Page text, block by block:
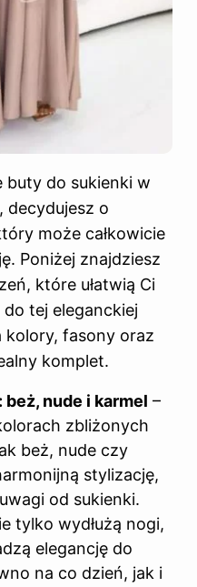
buty do sukienki w
decydujesz o
może całkowicie
Poniżej znajdziesz
które ułatwią Ci
tej eleganckiej
kolory, fasony oraz
komplet.
nude i karmel –
zbliżonych
beż, nude czy
stylizację,
od sukienki.
tylko wydłużą nogi,
elegancję do
na co dzień, jak i